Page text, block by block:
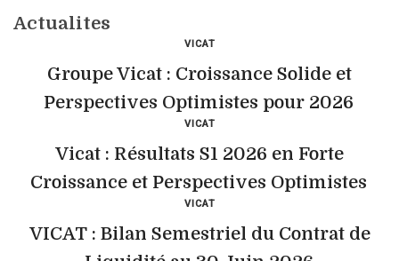
Actualites
VICAT
Groupe Vicat : Croissance Solide et
Perspectives Optimistes pour 2026
VICAT
Vicat : Résultats S1 2026 en Forte
Croissance et Perspectives Optimistes
VICAT
VICAT : Bilan Semestriel du Contrat de